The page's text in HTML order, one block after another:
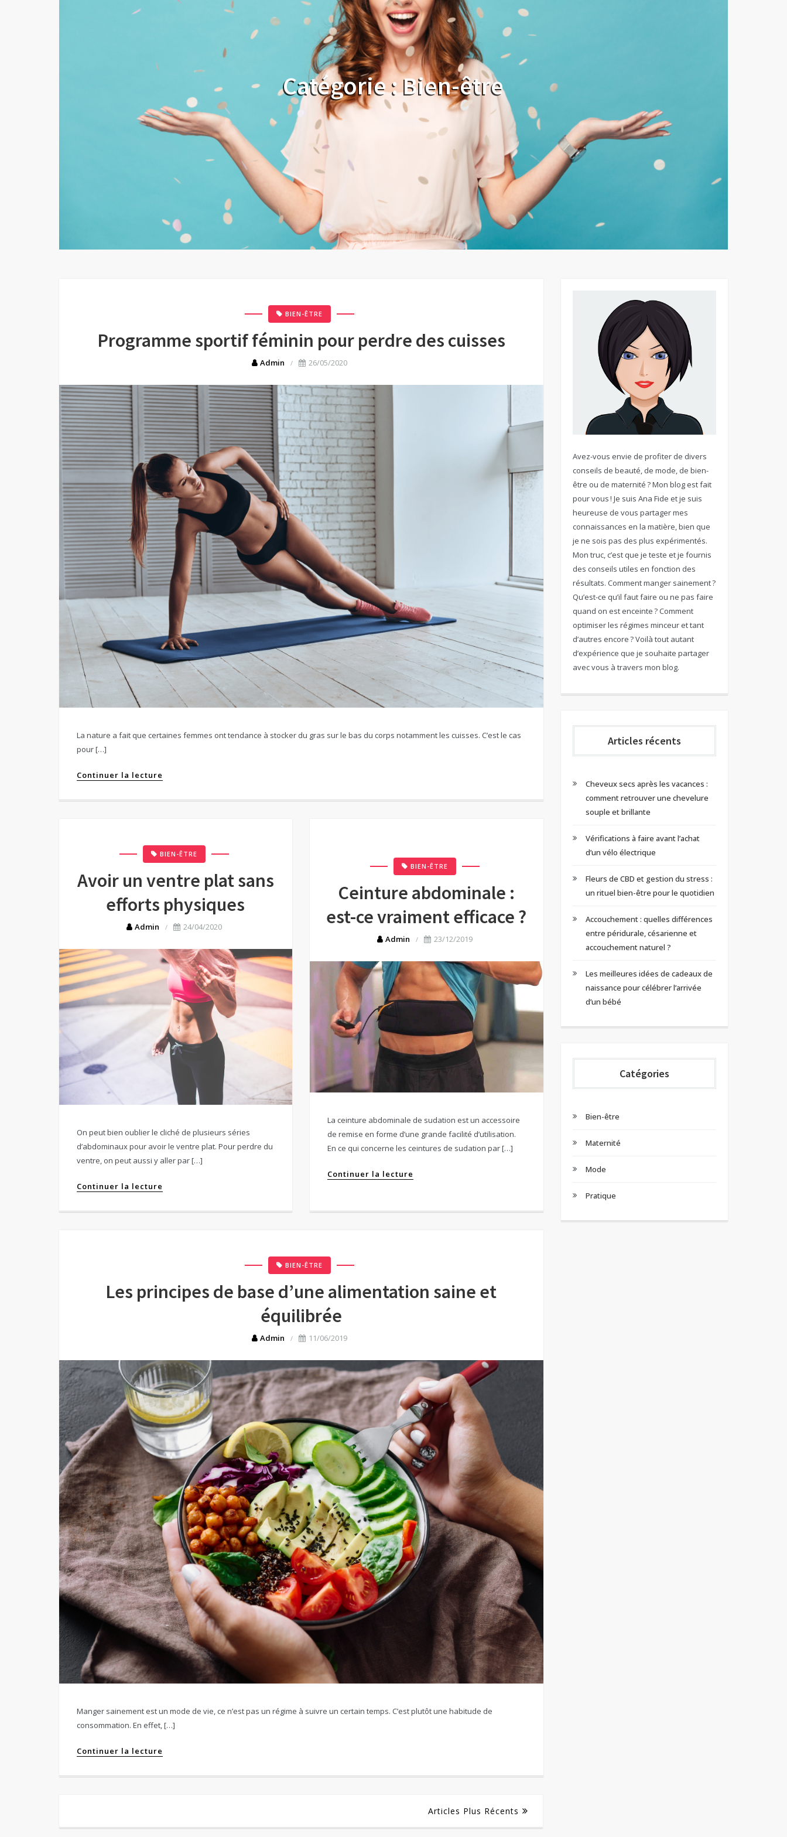
Catégorie :Bien-être
BIEN-ÊTRE
Programme sportif féminin pour perdre des cuisses
Admin 26/05/2020
La nature a fait que certaines femmes ont tendance à stocker du gras sur le bas du corps notamment les cuisses. C’est le cas
pour […]
Continuer la lecture
BIEN-ÊTRE
Avoir un ventre plat sans
efforts physiques
Admin 24/04/2020
On peut bien oublier le cliché de plusieurs séries
d’abdominaux pour avoir le ventre plat. Pour perdre du
ventre, on peut aussi y aller par […]
Continuer la lecture
BIEN-ÊTRE
Ceinture abdominale :
est-ce vraiment efficace ?
Admin 23/12/2019
La ceinture abdominale de sudation est un accessoire
de remise en forme d’une grande facilité d’utilisation.
En ce qui concerne les ceintures de sudation par […]
Continuer la lecture
BIEN-ÊTRE
Les principes de base d’une alimentation saine et
équilibrée
Admin 11/06/2019
Manger sainement est un mode de vie, ce n’est pas un régime à suivre un certain temps. C’est plutôt une habitude de
consommation. En effet, […]
Continuer la lecture
Navigation
Articles Plus Récents
Avez-vous envie de profiter de divers
conseils de beauté, de mode, de bien-
être ou de maternité ? Mon blog est fait
pour vous ! Je suis Ana Fide et je suis
heureuse de vous partager mes
connaissances en la matière, bien que
je ne sois pas des plus expérimentés.
Mon truc, c’est que je teste et je fournis
des conseils utiles en fonction des
résultats. Comment manger sainement ?
Qu’est-ce qu’il faut faire ou ne pas faire
quand on est enceinte ? Comment
optimiser les régimes minceur et tant
d’autres encore ? Voilà tout autant
d’expérience que je souhaite partager
avec vous à travers mon blog.
Articles récents
Cheveux secs après les vacances :
comment retrouver une chevelure
souple et brillante
Vérifications à faire avant l’achat
d’un vélo électrique
Fleurs de CBD et gestion du stress :
un rituel bien-être pour le quotidien
Accouchement : quelles différences
entre péridurale, césarienne et
accouchement naturel ?
Les meilleures idées de cadeaux de
naissance pour célébrer l’arrivée
d’un bébé
Catégories
Bien-être
Maternité
Mode
Pratique